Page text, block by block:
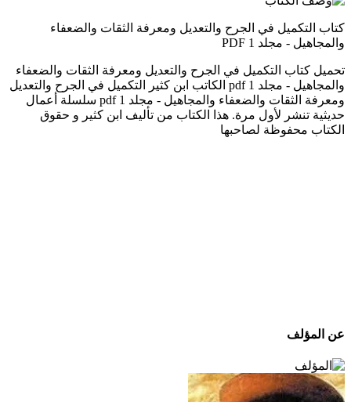
كتاب التكميل في الجرح والتعديل ومعرفة الثقات والضعفاء
والمجاهيل - مجلد 1 PDF
تحميل كتاب التكميل في الجرح والتعديل ومعرفة الثقات والضعفاء
والمجاهيل - مجلد 1 pdf الكاتب ابن كثير التكميل في الجرح والتعديل
ومعرفة الثقات والضعفاء والمجاهيل - مجلد 1 pdf سلسلة أعمال
حديثية تنشر لأول مرة. هذا الكتاب من تأليف ابن كثير و حقوق
الكتاب محفوظة لصاحبها
عن المؤلف